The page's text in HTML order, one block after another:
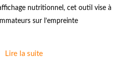
nutritionnel, cet outil vise à
sur l’empreinte
Lire la suite